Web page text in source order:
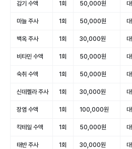
감기 수액 1회 50,000원
마늘 주사 1회 50,000원
백옥 주사 1회 30,000원
비타민 수액 1회 50,000원
숙취 수액 1회 50,000원
신데렐라 주사 1회 30,000원
장염 수액 1회 100,000원
칵테일 수액 1회 50,000원
태반 주사 1회 30,000원